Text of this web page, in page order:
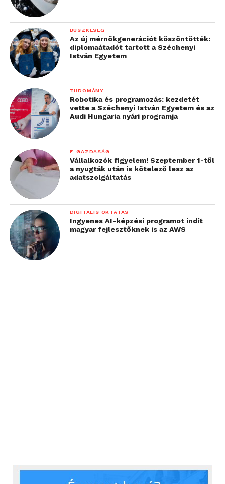
BÜSZKESÉG
Az új mérnökgenerációt köszöntötték:
diplomaátadót tartott a Széchenyi
István Egyetem
TUDOMÁNY
Robotika és programozás: kezdetét
vette a Széchenyi István Egyetem és az
Audi Hungaria nyári programja
E-GAZDASÁG
Vállalkozók figyelem! Szeptember 1-től
a nyugták után is kötelező lesz az
adatszolgáltatás
DIGITÁLIS OKTATÁS
Ingyenes AI-képzési programot indít
magyar fejlesztőknek is az AWS